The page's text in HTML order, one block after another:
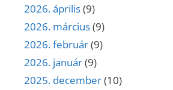
2026. április(9)
2026. március(9)
2026. február(9)
2026. január(9)
2025. december(10)